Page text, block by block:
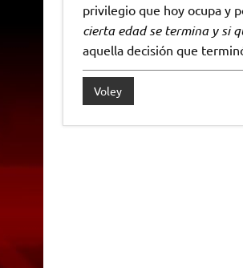
privilegio que hoy ocupa y
cierta edad se termina y si
aquella decisión que
Voley